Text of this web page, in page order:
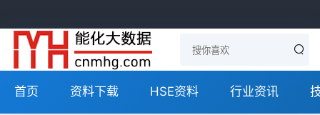
首页 资料下载 HSE资料 行业资讯